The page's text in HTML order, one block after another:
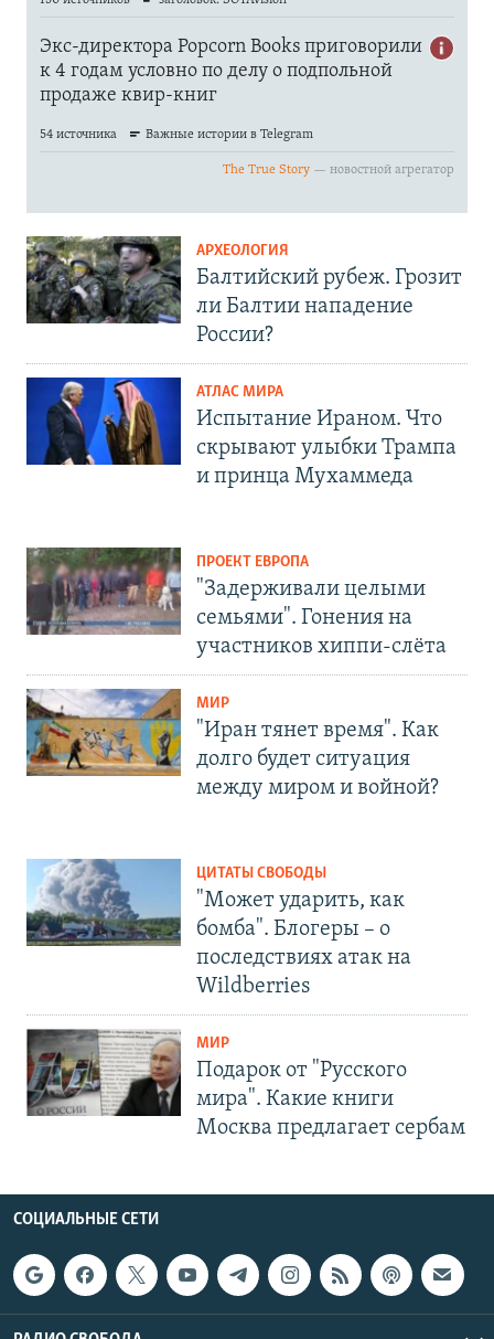
АРХЕОЛОГИЯ
Балтийский рубеж. Грозит
ли Балтии нападение
России?
АТЛАС МИРА
Испытание Ираном. Что
скрывают улыбки Трампа
и принца Мухаммеда
ПРОЕКТ ЕВРОПА
"Задерживали целыми
семьями". Гонения на
участников хиппи-слёта
МИР
"Иран тянет время". Как
долго будет ситуация
между миром и войной?
ЦИТАТЫ СВОБОДЫ
"Может ударить, как
бомба". Блогеры – о
последствиях атак на
Wildberries
МИР
Подарок от "Русского
мира". Какие книги
Москва предлагает сербам
СОЦИАЛЬНЫЕ СЕТИ